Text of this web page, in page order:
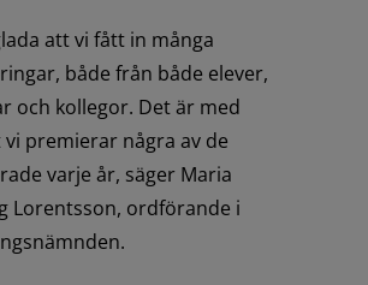
att vi fått in många
både från både elever,
och kollegor. Det är med
premierar några av de
varje år, säger Maria
Lorentsson, ordförande i